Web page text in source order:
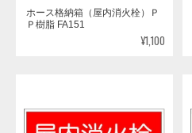
ホース格納箱（屋内消火栓）Ｐ
Ｐ樹脂 FA151
¥1,100